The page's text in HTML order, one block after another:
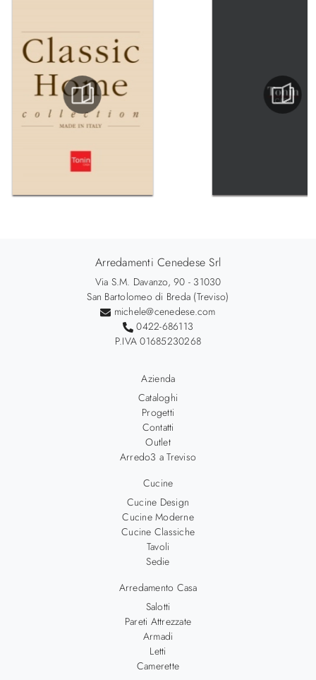
Arredamenti Cenedese Srl
Via S.M. Davanzo, 90 - 31030
San Bartolomeo di Breda (Treviso)
michele@cenedese.com
0422-686113
P.IVA 01685230268
Azienda
Cataloghi
Progetti
Contatti
Outlet
Arredo3 a Treviso
Cucine
Cucine Design
Cucine Moderne
Cucine Classiche
Tavoli
Sedie
Arredamento Casa
Salotti
Pareti Attrezzate
Armadi
Letti
Camerette